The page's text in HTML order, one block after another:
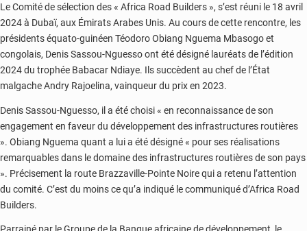
Le Comité de sélection des « Africa Road Builders », s’est réuni le 18 avril
2024 à Dubaï, aux Émirats Arabes Unis. Au cours de cette rencontre, les
présidents équato-guinéen Téodoro Obiang Nguema Mbasogo et
congolais, Denis Sassou-Nguesso ont été désigné lauréats de l’édition
2024 du trophée Babacar Ndiaye. Ils succèdent au chef de l’État
malgache Andry Rajoelina, vainqueur du prix en 2023.
Denis Sassou-Nguesso, il a été choisi « en reconnaissance de son
engagement en faveur du développement des infrastructures routières
». Obiang Nguema quant a lui a été désigné « pour ses réalisations
remarquables dans le domaine des infrastructures routières de son pays
». Précisement la route Brazzaville-Pointe Noire qui a retenu l’attention
du comité. C’est du moins ce qu’a indiqué le communiqué d’Africa Road
Builders.